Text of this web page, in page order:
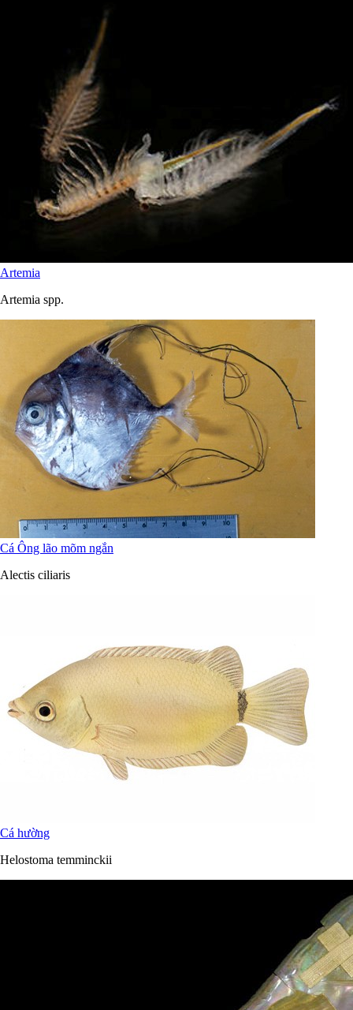
Artemia
Artemia spp.
Cá Ông lão mõm ngắn
Alectis ciliaris
Cá hường
Helostoma temminckii